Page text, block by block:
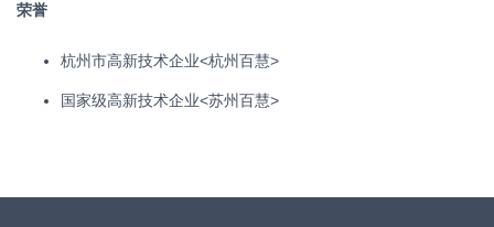
荣誉
杭州市高新技术企业<杭州百慧>
国家级高新技术企业<苏州百慧>